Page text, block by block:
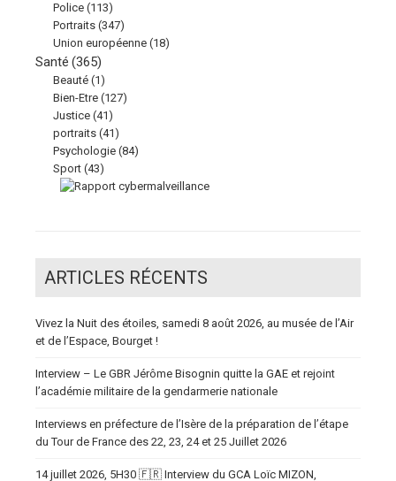
Police (113)
Portraits (347)
Union européenne (18)
Santé (365)
Beauté (1)
Bien-Etre (127)
Justice (41)
portraits (41)
Psychologie (84)
Sport (43)
ARTICLES RÉCENTS
Vivez la Nuit des étoiles, samedi 8 août 2026, au musée de l’Air
et de l’Espace, Bourget !
Interview – Le GBR Jérôme Bisognin quitte la GAE et rejoint
l’académie militaire de la gendarmerie nationale
Interviews en préfecture de l’Isère de la préparation de l’étape
du Tour de France des 22, 23, 24 et 25 Juillet 2026
14 juillet 2026, 5H30 🇫🇷 Interview du GCA Loïc MIZON,